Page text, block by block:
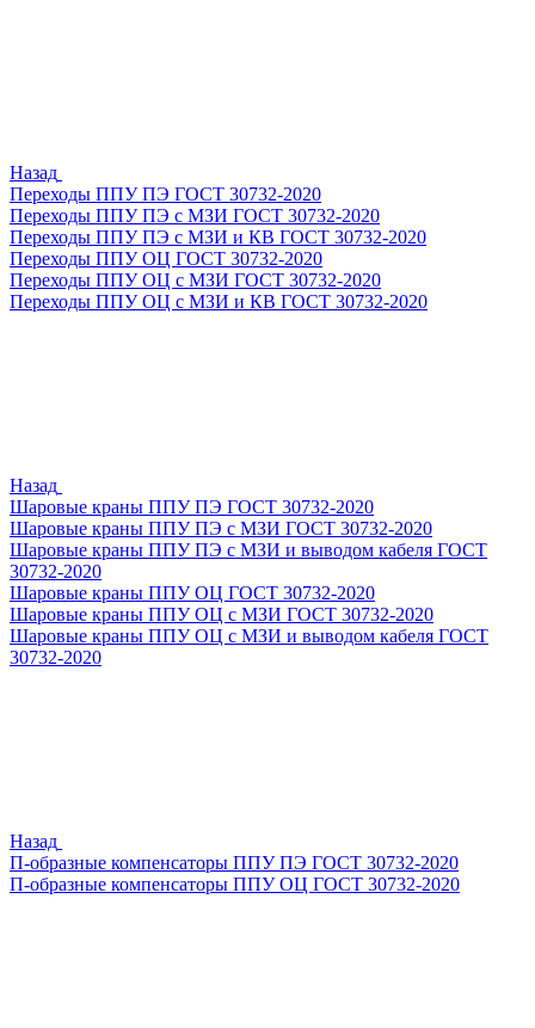
Назад
Переходы ППУ ПЭ ГОСТ 30732-2020
Переходы ППУ ПЭ с МЗИ ГОСТ 30732-2020
Переходы ППУ ПЭ с МЗИ и КВ ГОСТ 30732-2020
Переходы ППУ ОЦ ГОСТ 30732-2020
Переходы ППУ ОЦ с МЗИ ГОСТ 30732-2020
Переходы ППУ ОЦ с МЗИ и КВ ГОСТ 30732-2020
Назад
Шаровые краны ППУ ПЭ ГОСТ 30732-2020
Шаровые краны ППУ ПЭ с МЗИ ГОСТ 30732-2020
Шаровые краны ППУ ПЭ с МЗИ и выводом кабеля ГОСТ
30732-2020
Шаровые краны ППУ ОЦ ГОСТ 30732-2020
Шаровые краны ППУ ОЦ с МЗИ ГОСТ 30732-2020
Шаровые краны ППУ ОЦ с МЗИ и выводом кабеля ГОСТ
30732-2020
Назад
П-образные компенсаторы ППУ ПЭ ГОСТ 30732-2020
П-образные компенсаторы ППУ ОЦ ГОСТ 30732-2020